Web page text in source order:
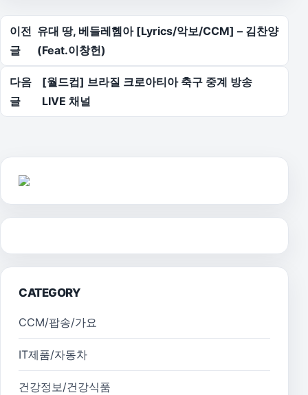
글 탐색
이전
글
유대 땅, 베들레헴아 [Lyrics/악보/CCM] – 김찬양
(Feat.이창헌)
다음
글
[월드컵] 브라질 크로아티아 축구 중계 방송
LIVE 채널
CATEGORY
CCM/팝송/가요
IT제품/자동차
건강정보/건강식품